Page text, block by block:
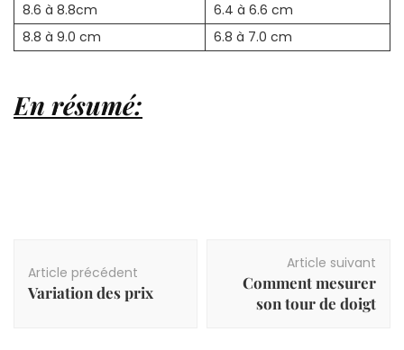
8.6 à 8.8cm
6.4 à 6.6 cm
8.8 à 9.0 cm
6.8 à 7.0 cm
En résumé:
d'article
Article précédent
Variation des prix
Article suivant
Comment mesurer
son tour de doigt